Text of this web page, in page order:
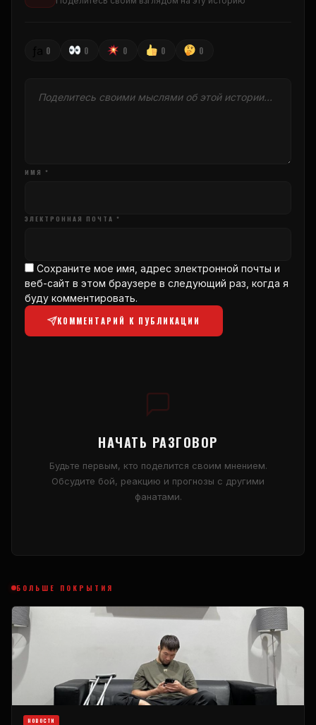
0 0 0 0 0
ИМЯ *
ЭЛЕКТРОННАЯ ПОЧТА *
Сохраните мое имя, адрес электронной почты и
веб-сайт в этом браузере в следующий раз, когда я
буду комментировать.
КОММЕНТАРИЙ К ПУБЛИКАЦИИ
НАЧАТЬ РАЗГОВОР
Будьте первым, кто поделится своим мнением.
Обсудите бой, реакцию и прогнозы с другими
фанатами.
БОЛЬШЕ ПОКРЫТИЯ
НОВОСТИ